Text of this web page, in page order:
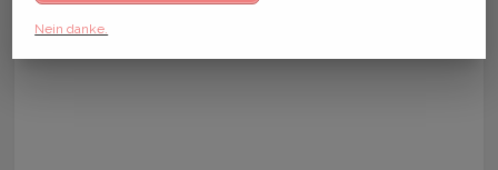
Nein danke.